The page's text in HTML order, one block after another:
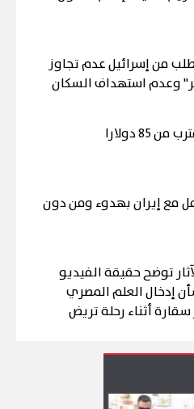
من إسرائيل عدم تجاوز
وعدم استهداف السكان
85 دولارا
مع إيران بهدوء ومن دون
توضح حقيقة الفيديو
إدخال العلم المصري
سقارة أثناء رحلة تريض